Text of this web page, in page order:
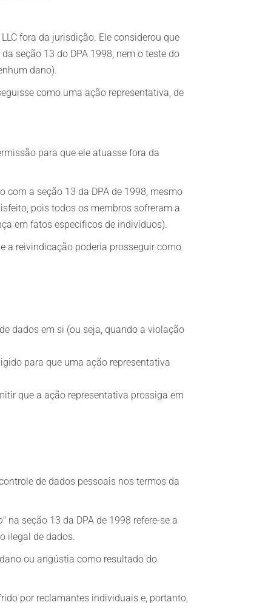
fora da jurisdição. Ele considerou que
seção 13 do DPA 1998, nem o teste do
dano).
como uma ação representativa, de
para que ele atuasse fora da
com a seção 13 da DPA de 1998, mesmo
pois todos os membros sofreram a
em fatos específicos de indivíduos).
a reivindicação poderia prosseguir como
dados em si (ou seja, quando a violação
para que uma ação representativa
que a ação representativa prossiga em
de dados pessoais nos termos da
" na seção 13 da DPA de 1998 refere-se a
ilegal de dados.
ou angústia como resultado do
por reclamantes individuais e, portanto,